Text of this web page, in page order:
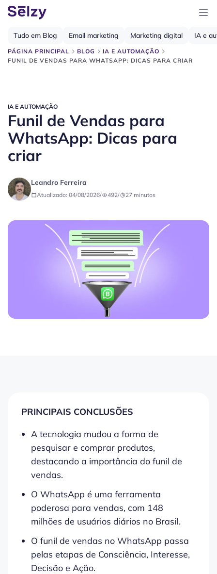
PÁGINA PRINCIPAL BLOG
IA E AUTOMAÇÃO
FUNIL DE VENDAS PARA WHATSAPP: DICAS PARA CRIAR
Tudo em Blog Email marketing Marketing digital IA e
IA E AUTOMAÇÃO
Funil de Vendas para
WhatsApp: Dicas para
criar
Leandro Ferreira
Atualizado: 04/08/2026/ 492/ 27 minutos
PRINCIPAIS CONCLUSÕES
A tecnologia mudou a forma de
pesquisar e comprar produtos,
destacando a importância do funil de
vendas.
O WhatsApp é uma ferramenta
poderosa para vendas, com 148
milhões de usuários diários no Brasil.
O funil de vendas no WhatsApp passa
pelas etapas de Consciência, Interesse,
Decisão e Ação.